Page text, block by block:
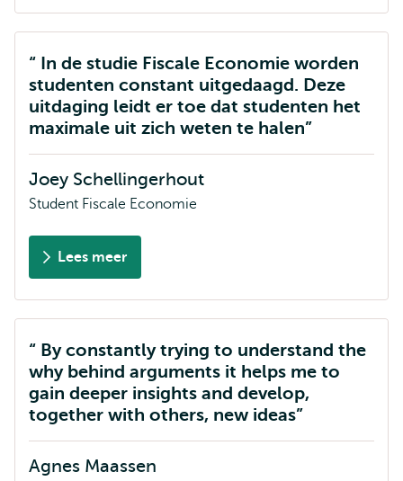
Harteveld
In de studie Fiscale Economie worden
studenten constant uitgedaagd. Deze
uitdaging leidt er toe dat studenten het
maximale uit zich weten te halen
Joey Schellingerhout
Student Fiscale Economie
Lees meer
Joey
Schellingerhout
By constantly trying to understand the
why behind arguments it helps me to
gain deeper insights and develop,
together with others, new ideas
Agnes Maassen